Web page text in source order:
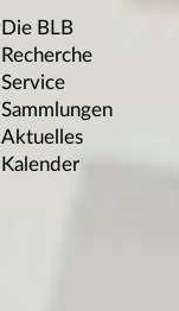
Die BLB
Recherche
Service
Sammlungen
Aktuelles
Kalender